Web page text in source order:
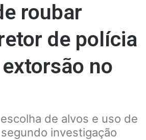
roubar
de polícia
no
de alvos e uso de
investigação